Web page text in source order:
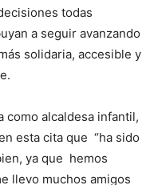
todas
a seguir avanzando
solidaria, accesible y
como alcaldesa infantil,
esta cita que “ha sido
ya que hemos
llevo muchos amigos